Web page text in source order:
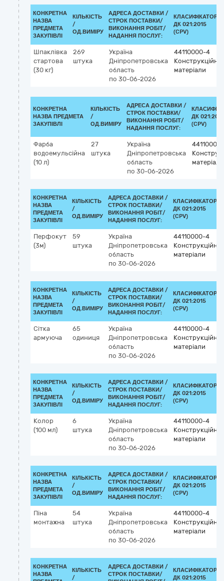
КОНКРЕТНА
НАЗВА
ПРЕДМЕТА
ЗАКУПІВЛІ
КІЛЬКІСТЬ
/
ОД.ВИМІРУ
АДРЕСА ДОСТАВКИ /
СТРОК ПОСТАВКИ/
ВИКОНАННЯ РОБІТ/
НАДАННЯ ПОСЛУГ:
КЛАСИФІКАТОР
ДК 021:2015
(CPV)
Шпаклівка
стартова
(30 кг)
269
штука
Україна
Дніпропетровська
область
по 30-06-2026
44110000-4
Конструкційні
матеріали
КОНКРЕТНА
НАЗВА ПРЕДМЕТА
ЗАКУПІВЛІ
КІЛЬКІСТЬ
/
ОД.ВИМІРУ
АДРЕСА ДОСТАВКИ /
СТРОК ПОСТАВКИ/
ВИКОНАННЯ РОБІТ/
НАДАННЯ ПОСЛУГ:
ДК 021:2015
(CPV)
Фарба
водоемульсійна
(10 л)
27
штука
Україна
Дніпропетровська
область
по 30-06-2026
матеріали
КОНКРЕТНА
НАЗВА
ПРЕДМЕТА
ЗАКУПІВЛІ
КІЛЬКІСТЬ
/
ОД.ВИМІРУ
АДРЕСА ДОСТАВКИ /
СТРОК ПОСТАВКИ/
ВИКОНАННЯ РОБІТ/
НАДАННЯ ПОСЛУГ:
КЛАСИФІКАТОР
ДК 021:2015
(CPV)
Перфокут
(3м)
59
штука
Україна
Дніпропетровська
область
по 30-06-2026
44110000-4
Конструкційні
матеріали
КОНКРЕТНА
НАЗВА
ПРЕДМЕТА
ЗАКУПІВЛІ
КІЛЬКІСТЬ
/
ОД.ВИМІРУ
АДРЕСА ДОСТАВКИ /
СТРОК ПОСТАВКИ/
ВИКОНАННЯ РОБІТ/
НАДАННЯ ПОСЛУГ:
КЛАСИФІКАТОР
ДК 021:2015
(CPV)
Сітка
армуюча
65
одиниця
Україна
Дніпропетровська
область
по 30-06-2026
44110000-4
Конструкційні
матеріали
КОНКРЕТНА
НАЗВА
ПРЕДМЕТА
ЗАКУПІВЛІ
КІЛЬКІСТЬ
/
ОД.ВИМІРУ
АДРЕСА ДОСТАВКИ /
СТРОК ПОСТАВКИ/
ВИКОНАННЯ РОБІТ/
НАДАННЯ ПОСЛУГ:
КЛАСИФІКАТОР
ДК 021:2015
(CPV)
Колор
(100 мл)
6
штука
Україна
Дніпропетровська
область
по 30-06-2026
44110000-4
Конструкційні
матеріали
КОНКРЕТНА
НАЗВА
ПРЕДМЕТА
ЗАКУПІВЛІ
КІЛЬКІСТЬ
/
ОД.ВИМІРУ
АДРЕСА ДОСТАВКИ /
СТРОК ПОСТАВКИ/
ВИКОНАННЯ РОБІТ/
НАДАННЯ ПОСЛУГ:
КЛАСИФІКАТОР
ДК 021:2015
(CPV)
Піна
монтажна
54
штука
Україна
Дніпропетровська
область
по 30-06-2026
44110000-4
Конструкційні
матеріали
КОНКРЕТНА
НАЗВА
КІЛЬКІСТЬ
/
АДРЕСА ДОСТАВКИ /
СТРОК ПОСТАВКИ/
КЛАСИФІКАТОР
ДК 021:2015